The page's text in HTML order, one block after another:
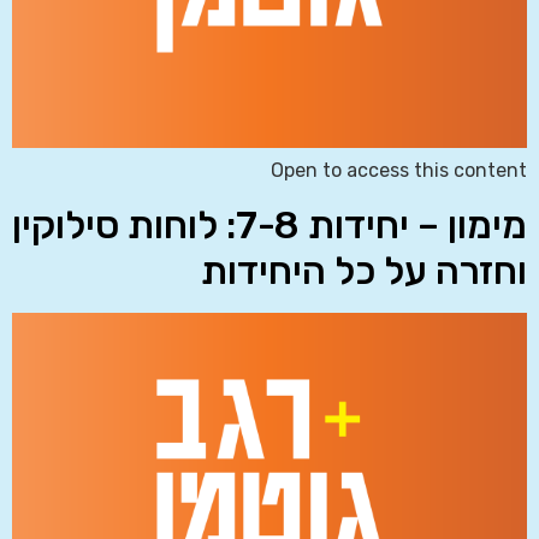
Open to access this content
מימון – יחידות 7-8: לוחות סילוקין
וחזרה על כל היחידות